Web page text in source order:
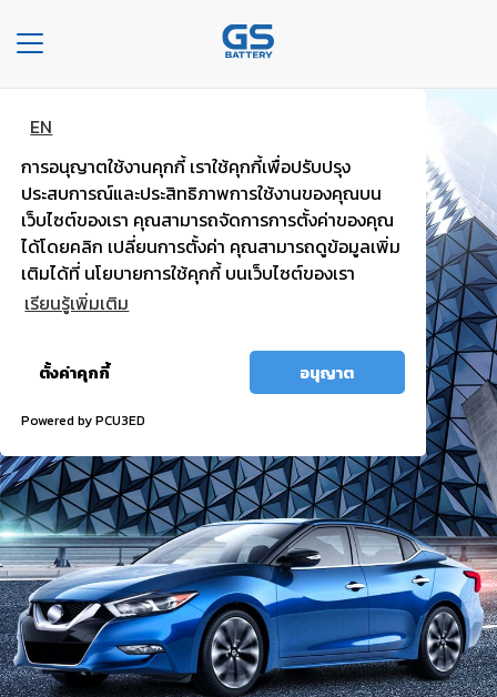
EN
การอนุญาตใช้งานคุกกี้ เราใช้คุกกี้เพื่อปรับปรุง
ประสบการณ์และประสิทธิภาพการใช้งานของคุณบน
เว็บไซต์ของเรา คุณสามารถจัดการการตั้งค่าของคุณ
ได้โดยคลิก เปลี่ยนการตั้งค่า คุณสามารถดูข้อมูลเพิ่ม
เติมได้ที่ นโยบายการใช้คุกกี้ บนเว็บไซต์ของเรา
เรียนรู้เพิ่มเติม
ตั้งค่าคุกกี้ อนุญาต
Powered by PCU3ED
Toggle
navigation
หน้า
หลัก
องค์กร
ประเภท
รถยนต์
เภท
เต
อรี่
บริการ
ของ
เรา
ค้นหา
ร้าน
แบตเตอรี่
แบตพลังอึด
รถยนต์นั่งส่วนบุคคล
ไฟแรง มั่นใจ กำลังไฟสตาร์ทสูง